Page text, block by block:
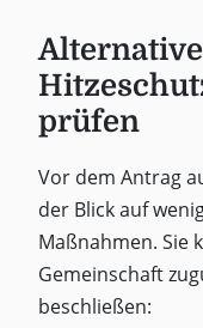
Alternative
prüfen
Vor dem Antrag
der Blick auf
Maßnahmen. Sie
Gemeinschaft
beschließen: